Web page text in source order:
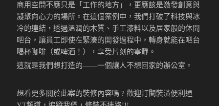
商用空間不應只是「工作的地方」，更應該是激發創意與
凝聚向心力的場所。在這個案例中，我們打破了科技與冰
冷的連結，透過溫潤的木質、手工漆料以及居家般的休閒
吧台，讓員工即使在緊湊的開發過程中，轉身就能在吧台
喝杯咖啡（或啤酒！），享受片刻的寧靜。
這就是我們想打造的——一個讓人不想回家的辦公室。
想看更多關於此案的裝修內容嗎 ? 歡迎訂閱裝潢便利通